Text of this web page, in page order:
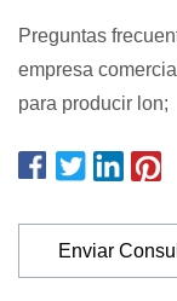
Preguntas
empresa comercial? R: Hemos compartido una
para producir lon;
Enviar